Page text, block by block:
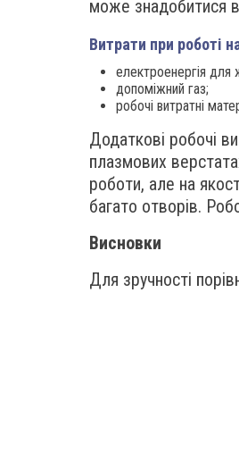
може знадобитися
Витрати при роботі
електроенергія для
допоміжний газ;
робочі витратні
Додаткові робочі
плазмових
роботи, але на
багато отворів.
Висновки
Для зручності